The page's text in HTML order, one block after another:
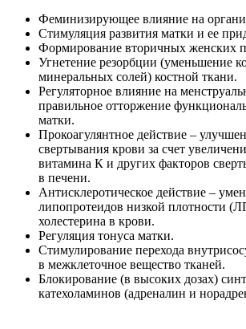
Феминизирующее влияние на
Стимуляция развития матки и ее
Формирование вторичных женских
Угнетение резорбции (уменьшение
минеральных солей) костной ткани.
Регуляторное влияние на
правильное отторжение
матки.
Прокоагулянтное действие –
свертывания крови за счет
витамина К и других факторов
в печени.
Антисклеротическое действие –
липопротеидов низкой плотности
холестерина в крови.
Регуляция тонуса матки.
Стимулирование перехода
в межклеточное вещество тканей.
Блокирование (в высоких дозах)
катехоламинов (адреналин и